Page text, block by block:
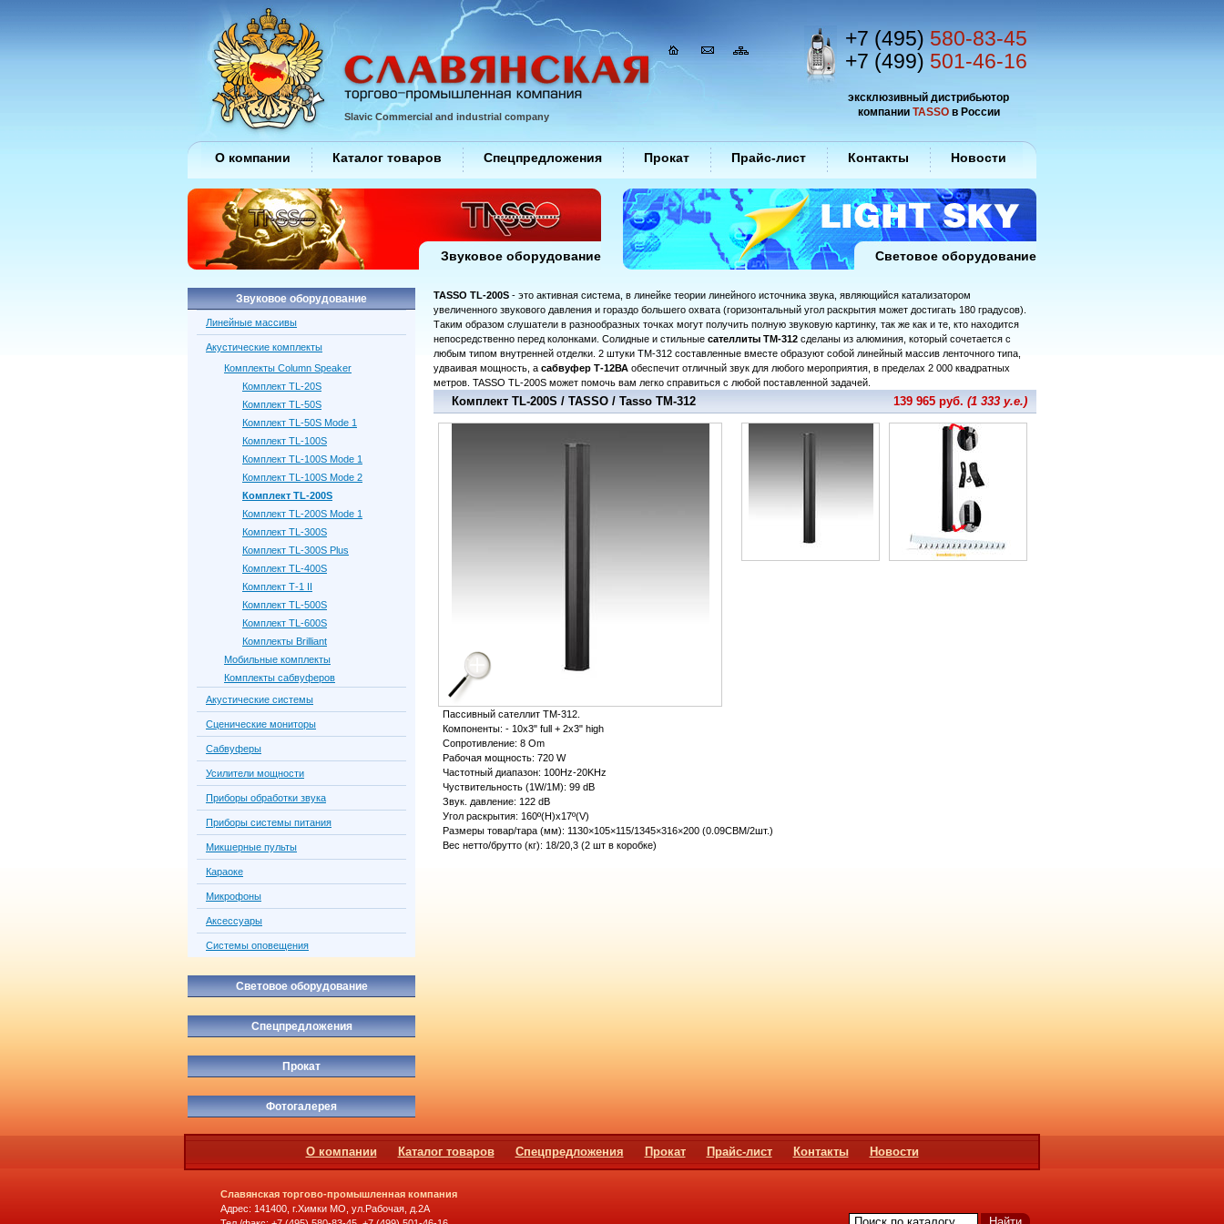
TASSO TL-200S - это активная система, в линейке теории линейного источника звука, являющийся катализатором
увеличенного звукового давления и гораздо большего охвата (горизонтальный угол раскрытия может достигать 180 градусов).
Таким образом слушатели в разнообразных точках могут получить полную звуковую картинку, так же как и те, кто находится
непосредственно перед колонками. Солидные и стильные сателлиты ТМ-312 сделаны из алюминия, который сочетается с
любым типом внутренней отделки. 2 штуки ТМ-312 составленные вместе образуют собой линейный массив ленточного типа,
удваивая мощность, а сабвуфер Т-12ВА обеспечит отличный звук для любого мероприятия, в пределах 2 000 квадратных
метров. TASSO TL-200S может помочь вам легко справиться с любой поставленной задачей.
Комплект TL-200S / TASSO / Tasso TM-312 139 965 руб. (1 333 у.е.)
Пассивный сателлит TM-312.
Компоненты: - 10х3" full + 2х3" high
Сопротивление: 8 Om
Рабочая мощность: 720 W
Частотный диапазон: 100Hz-20KHz
Чуствительность (1W/1M): 99 dB
Звук. давление: 122 dB
Угол раскрытия: 160º(H)х17º(V)
Размеры товар/тара (мм): 1130×105×115/1345×316×200 (0.09CBM/2шт.)
Вес нетто/брутто (кг): 18/20,3 (2 шт в коробке)
Звуковое оборудование
Линейные массивы
Акустические комплекты
Комплекты Column Speaker
Комплект TL-20S
Комплект TL-50S
Комплект TL-50S Mode 1
Комплект TL-100S
Комплект TL-100S Mode 1
Комплект TL-100S Mode 2
Комплект TL-200S
Комплект TL-200S Mode 1
Комплект TL-300S
Комплект TL-300S Plus
Комплект TL-400S
Комплект Т-1 II
Комплект TL-500S
Комплект TL-600S
Комплекты Brilliant
Мобильные комплекты
Комплекты сабвуферов
Акустические системы
Сценические мониторы
Сабвуферы
Усилители мощности
Приборы обработки звука
Приборы системы питания
Микшерные пульты
Караоке
Микрофоны
Аксессуары
Системы оповещения
Световое оборудование
Спецпредложения
Прокат
Фотогалерея
Slavic Commercial and industrial company
эксклюзивный дистрибьютор
компании TASSOв России
+7 (495) 580-83-45
+7 (499) 501-46-16
О компании Каталог товаров Спецпредложения Прокат Прайс-лист Контакты Новости
Звуковое оборудование Световое оборудование
О компании Каталог товаров Спецпредложения Прокат Прайс-лист Контакты Новости
Славянская торгово-промышленная компания
Адрес: 141400, г.Химки МО, ул.Рабочая, д.2А